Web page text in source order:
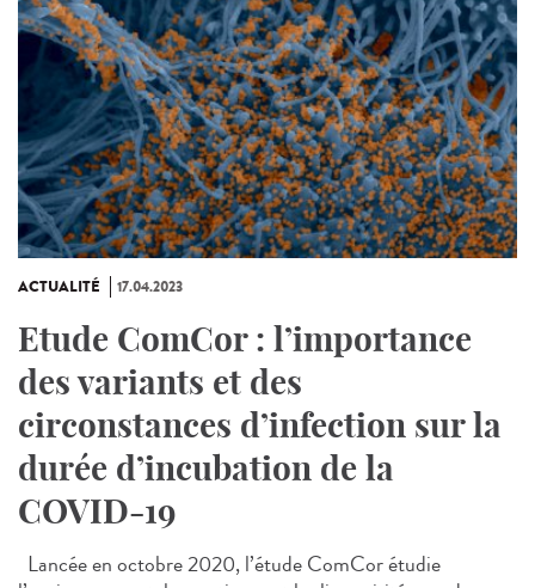
ACTUALITÉ 17.04.2023
Etude ComCor : l’importance
des variants et des
circonstances d’infection sur la
durée d’incubation de la
COVID-19
Lancée en octobre 2020, l’étude ComCor étudie